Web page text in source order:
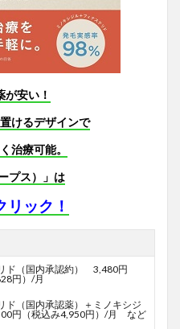
が安い！
けるデザインで
治療可能。
プス）」は
リック！
ド（国内承認約） 3,480円
円）/月
ド（国内承認薬）＋ミノキシジ
円（税込み4,950円）/月 など